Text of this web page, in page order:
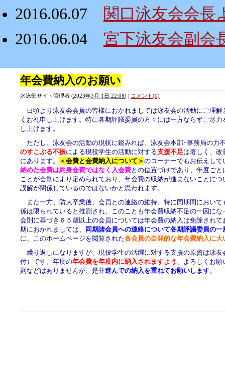
2016.06.07
関口泳友会会長
2016.06.04
宮下泳友会副会
年会費納入のお願い
水泳部サイト管理者 (2023年3月 1日 22:08) コメント(0)
日頃より泳友会会員の皆様におかれましては泳友会の活動にご理
くお礼申し上げます。特に各期評議委員の方々には一方ならずご尽
し上げます。
ただし、泳友会の活動の現状に鑑みれば、泳友会本部･事務局の力
のすこぶる不振による現役学生の活動に対する支援不足は著しく、改
にあります。
＜会費と会費納入について＞ のコーナーでもお伝えして
納めた会費は終身会費ではなく入会費との位置づけであり、年度ご
ことが会則により定められており、年会費の収納が進まないことに
誤解が関係しているのではないかと思われます。
また一方、防大卒業後、会員との連絡の維持、特に同期間において
係は限られていると推測され、このことも年会費収納不足の一因に
会則に基づき６５歳以上の会員については年会費の納入は免除され
期におかれましては、
同期諸会員への連絡について各期評議委員の一
に、このホームページを閲覧された各会員の自発的な年会費納入に大
繰り返しになりますが、現役学生の活躍に対する支援の原資は泳友
付）です。年度の年会費を年度内に納入されますよう
、よろしくお
則などはありませんが、是非進んでの納入を重ねてお願いします。